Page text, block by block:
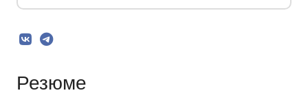
Резюме